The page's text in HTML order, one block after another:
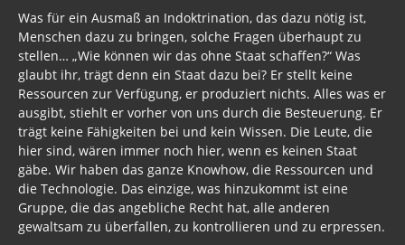
Was für ein Ausmaß an Indoktrination, das dazu nötig ist,
Menschen dazu zu bringen, solche Fragen überhaupt zu
stellen… „Wie können wir das ohne Staat schaffen?“ Was
glaubt ihr, trägt denn ein Staat dazu bei? Er stellt keine
Ressourcen zur Verfügung, er produziert nichts. Alles was er
ausgibt, stiehlt er vorher von uns durch die Besteuerung. Er
trägt keine Fähigkeiten bei und kein Wissen. Die Leute, die
hier sind, wären immer noch hier, wenn es keinen Staat
gäbe. Wir haben das ganze Knowhow, die Ressourcen und
die Technologie. Das einzige, was hinzukommt ist eine
Gruppe, die das angebliche Recht hat, alle anderen
gewaltsam zu überfallen, zu kontrollieren und zu erpressen.